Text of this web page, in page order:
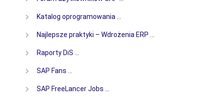
Katalog oprogramowania …
Najlepsze praktyki – Wdrożenia ERP …
Raporty DiS …
SAP Fans …
SAP FreeLancer Jobs …